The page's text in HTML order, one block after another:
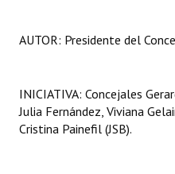
AUTOR: Presidente del
INICIATIVA: Concejales
Julia Fernández, Viviana
Cristina Painefil (JSB).